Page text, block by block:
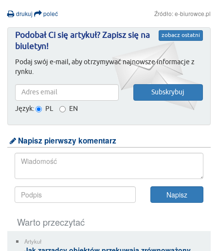
drukuj poleć Źródło: e-biurowce.pl
zobacz ostatni
Podobał Ci się artykuł? Zapisz się na
biuletyn!
Podaj swój e-mail, aby otrzymywać najnowsze informacje z
rynku.
Język: PL EN
Napisz pierwszy komentarz
Warto przeczytać
Artykuł